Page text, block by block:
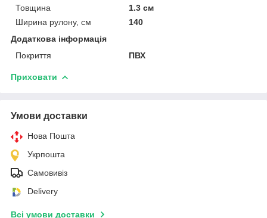
Товщина
1.3 см
Ширина рулону, см
140
Додаткова інформація
Покриття
ПВХ
Приховати
Умови доставки
Нова Пошта
Укрпошта
Самовивіз
Delivery
Всі умови доставки